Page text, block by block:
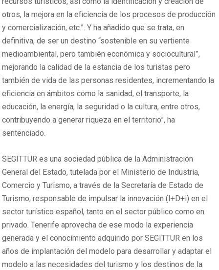
otros, la mejora en la eficiencia de los procesos de producción
y comercialización, etc.”. Y ha añadido que se trata, en
definitiva, de ser un destino “sostenible en su vertiente
medioambiental, pero también económica y sociocultural”,
mejorando la calidad de la estancia de los turistas pero
también de vida de las personas residentes, incrementando la
eficiencia en ámbitos como la sanidad, el transporte, la
educación, la energía, la seguridad o la cultura, entre otros,
contribuyendo a generar riqueza en el territorio”, ha
sentenciado.
SEGITTUR es una sociedad pública de la Administración
General del Estado, tutelada por el Ministerio de Industria,
Comercio y Turismo, a través de la Secretaría de Estado de
Turismo, responsable de impulsar la innovación (I+D+i) en el
sector turístico español, tanto en el sector público como en
privado. Tenerife aprovecha de ese modo la experiencia
generada y el conocimiento adquirido por SEGITTUR en los
años de implantación del modelo para desarrollar y adaptar el
modelo a las necesidades del turismo y los destinos de la